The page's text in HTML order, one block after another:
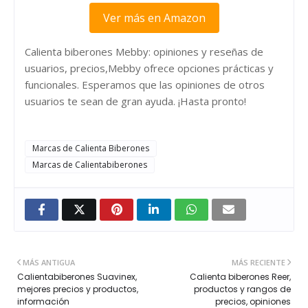
Ver más en Amazon
Calienta biberones Mebby: opiniones y reseñas de
usuarios, precios,Mebby ofrece opciones prácticas y
funcionales. Esperamos que las opiniones de otros
usuarios te sean de gran ayuda. ¡Hasta pronto!
Marcas de Calienta Biberones
Marcas de Calientabiberones
MÁS RECIENTE
Calienta biberones Reer,
productos y rangos de
precios, opiniones
MÁS ANTIGUA
Calientabiberones Suavinex,
mejores precios y productos,
información